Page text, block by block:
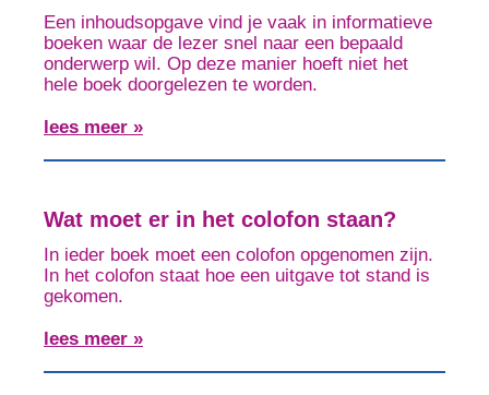
Een inhoudsopgave vind je vaak in informatieve
boeken waar de lezer snel naar een bepaald
onderwerp wil. Op deze manier hoeft niet het
hele boek doorgelezen te worden.
lees meer »
Wat moet er in het colofon staan?
In ieder boek moet een colofon opgenomen zijn.
In het colofon staat hoe een uitgave tot stand is
gekomen.
lees meer »